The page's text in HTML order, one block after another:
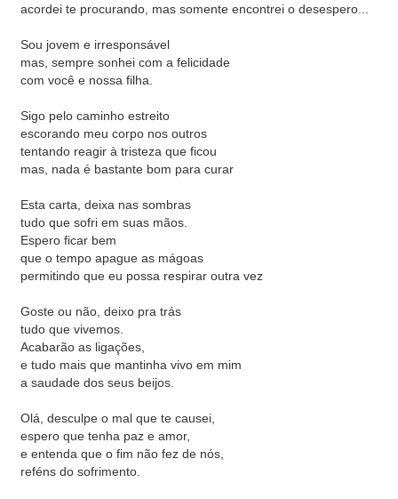
acordei te procurando, mas somente encontrei o desespero...
Sou jovem e irresponsável
mas, sempre sonhei com a felicidade
com você e nossa filha.
Sigo pelo caminho estreito
escorando meu corpo nos outros
tentando reagir à tristeza que ficou
mas, nada é bastante bom para curar
Esta carta, deixa nas sombras
tudo que sofri em suas mãos.
Espero ficar bem
que o tempo apague as mágoas
permitindo que eu possa respirar outra vez
Goste ou não, deixo pra trás
tudo que vivemos.
Acabarão as ligações,
e tudo mais que mantinha vivo em mim
a saudade dos seus beijos.
Olá, desculpe o mal que te causei,
espero que tenha paz e amor,
e entenda que o fim não fez de nós,
reféns do sofrimento.